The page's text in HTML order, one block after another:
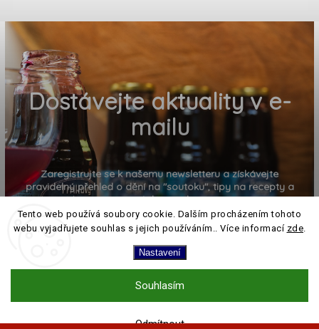
Tento web používá soubory cookie. Dalším procházením tohoto
webu vyjadřujete souhlas s jejich používáním.. Více informací zde.
Nastavení
Odmítnout
Souhlasím
Dostávejte aktuality v e-
mailu
Zaregistrujte se k našemu newsletteru a získávejte
pravidelný přehled o dění na "soutoku", tipy na recepty a
pozvánky na akce
PŘIHLÁSIT K ODBĚRU